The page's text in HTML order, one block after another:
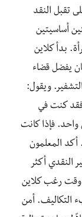
تقبل النقد
أساسيتين
بدأ كلاين
يفضل قضاء
ويقول:
فقد كنت في
فإذا كانت
المعلمون
النقدي أكثر
وقت رغب كلاين
التكاليف. أمن